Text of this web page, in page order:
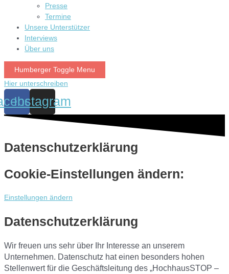
Presse
Termine
Unsere Unterstützer
Interviews
Über uns
Humberger Toggle Menu
Hier unterschreiben
Instagram
Datenschutzerklärung
Cookie-Einstellungen ändern:
Einstellungen ändern
Datenschutzerklärung
Wir freuen uns sehr über Ihr Interesse an unserem
Unternehmen. Datenschutz hat einen besonders hohen
Stellenwert für die Geschäftsleitung des „HochhausSTOP –